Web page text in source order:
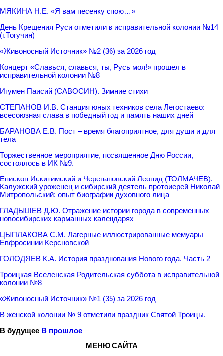
МЯКИНА Н.Е. «Я вам песенку спою…»
День Крещения Руси отметили в исправительной колонии №14
(г.Тогучин)
«Живоносный Источник» №2 (36) за 2026 год
Концерт «Славься, славься, ты, Русь моя!» прошел в
исправительной колонии №8
Игумен Паисий (САВОСИН). Зимние стихи
СТЕПАНОВ И.В. Станция юных техников села Легостаево:
всесоюзная слава в победный год и память наших дней
БАРАНОВА Е.В. Пост – время благоприятное, для души и для
тела
Торжественное мероприятие, посвященное Дню России,
состоялось в ИК №9.
Епископ Искитимский и Черепановский Леонид (ТОЛМАЧЕВ).
Калужский уроженец и сибирский деятель протоиерей Николай
Митропольский: опыт биографии духовного лица
ГЛАДЫШЕВ Д.Ю. Отражение истории города в современных
новосибирских карманных календарях
ЦЫПЛАКОВА С.М. Лагерные иллюстрированные мемуары
Евфросинии Керсновской
ГОЛОДЯЕВ К.А. История празднования Нового года. Часть 2
Троицкая Вселенская Родительская суббота в исправительной
колонии №8
«Живоносный Источник» №1 (35) за 2026 год
В женской колонии № 9 отметили праздник Святой Троицы.
В будущее В прошлое
МЕНЮ САЙТА